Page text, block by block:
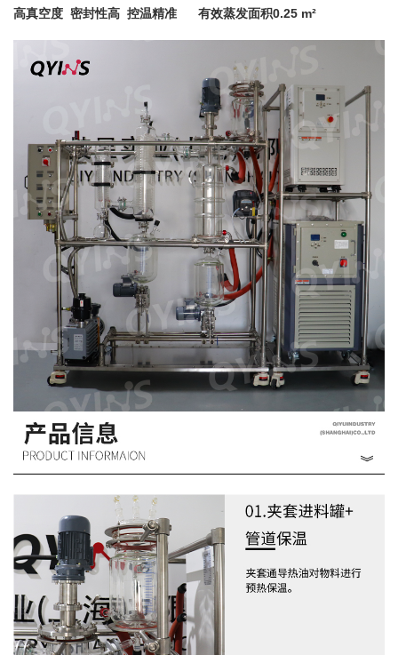
高真空度 密封性高 控温精准 有效蒸发面积0.25 m²